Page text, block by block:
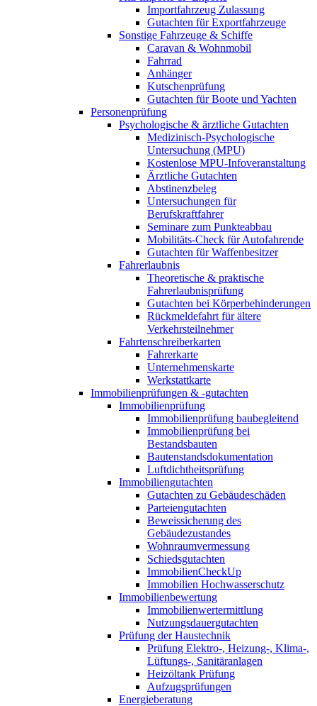
Importfahrzeug Zulassung
Gutachten für Exportfahrzeuge
Sonstige Fahrzeuge & Schiffe
Caravan & Wohnmobil
Fahrrad
Anhänger
Kutschenprüfung
Gutachten für Boote und Yachten
Personenprüfung
Psychologische & ärztliche Gutachten
Medizinisch-Psychologische
Untersuchung (MPU)
Kostenlose MPU-Infoveranstaltung
Ärztliche Gutachten
Abstinenzbeleg
Untersuchungen für
Berufskraftfahrer
Seminare zum Punkteabbau
Mobilitäts-Check für Autofahrende
Gutachten für Waffenbesitzer
Fahrerlaubnis
Theoretische & praktische
Fahrerlaubnisprüfung
Gutachten bei Körperbehinderungen
Rückmeldefahrt für ältere
Verkehrsteilnehmer
Fahrtenschreiberkarten
Fahrerkarte
Unternehmenskarte
Werkstattkarte
Immobilienprüfungen & -gutachten
Immobilienprüfung
Immobilienprüfung baubegleitend
Immobilienprüfung bei
Bestandsbauten
Bautenstandsdokumentation
Luftdichtheitsprüfung
Immobiliengutachten
Gutachten zu Gebäudeschäden
Parteiengutachten
Beweissicherung des
Gebäudezustandes
Wohnraumvermessung
Schiedsgutachten
ImmobilienCheckUp
Immobilien Hochwasserschutz
Immobilienbewertung
Immobilienwertermittlung
Nutzungsdauergutachten
Prüfung der Haustechnik
Prüfung Elektro-, Heizung-, Klima-,
Lüftungs-, Sanitäranlagen
Heizöltank Prüfung
Aufzugsprüfungen
Energieberatung